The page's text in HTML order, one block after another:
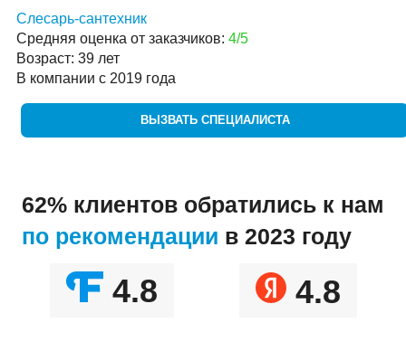
Слесарь-сантехник
Средняя оценка от заказчиков: 4/5
Возраст: 39 лет
В компании с 2019 года
ВЫЗВАТЬ СПЕЦИАЛИСТА
62% клиентов обратились к нам
по рекомендации в 2023 году
4.8 4.8